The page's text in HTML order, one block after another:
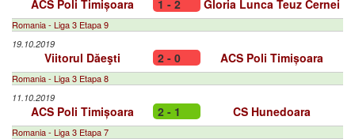
ACS Poli Timișoara 1 - 2 Gloria Lunca Teuz Cernei
Romania - Liga 3 Etapa 9
19.10.2019
Viitorul Dăeşti 2 - 0 ACS Poli Timișoara
Romania - Liga 3 Etapa 8
11.10.2019
ACS Poli Timișoara 2 - 1 CS Hunedoara
Romania - Liga 3 Etapa 7